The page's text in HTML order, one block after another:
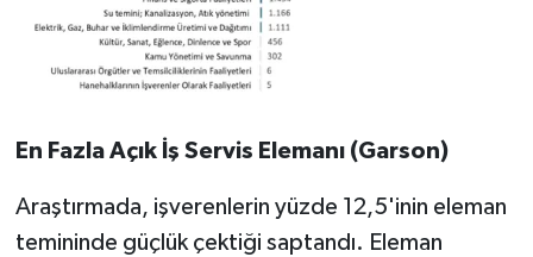
En Fazla Açık İş Servis Elemanı (Garson)
Araştırmada, işverenlerin yüzde 12,5'inin eleman
temininde güçlük çektiği saptandı. Eleman